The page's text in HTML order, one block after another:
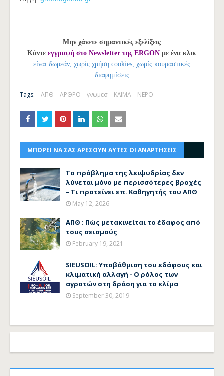
Μην χάνετε σημαντικές εξελίξεις
Κάντε εγγραφή στο Newsletter της ERGON με ένα κλικ
είναι δωρεάν, χωρίς χρήση cookies, χωρίς κουραστικές
διαφημίσεις
Tags: ΑΠΘ ΑΡΘΡΟ γνωμεσ ΚΛΙΜΑ ΝΕΡΟ
ΜΠΟΡΕΙ ΝΑ ΣΑΣ ΑΡΕΣΟΥΝ ΑΥΤΕΣ ΟΙ ΑΝΑΡΤΗΣΕΙΣ
Το πρόβλημα της λειψυδρίας δεν
λύνεται μόνο με περισσότερες βροχές
– Τι προτείνει επ. Καθηγητής του ΑΠΘ
May 12, 2026
ΑΠΘ : Πώς μετακινείται το έδαφος από
τους σεισμούς
February 19, 2021
SIEUSOIL: Υποβάθμιση του εδάφους και
κλιματική αλλαγή - Ο ρόλος των
αγροτών στη δράση για το κλίμα
September 30, 2019